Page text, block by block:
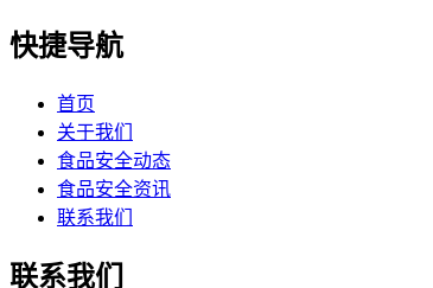
快捷导航
首页
关于我们
食品安全动态
食品安全资讯
联系我们
联系我们